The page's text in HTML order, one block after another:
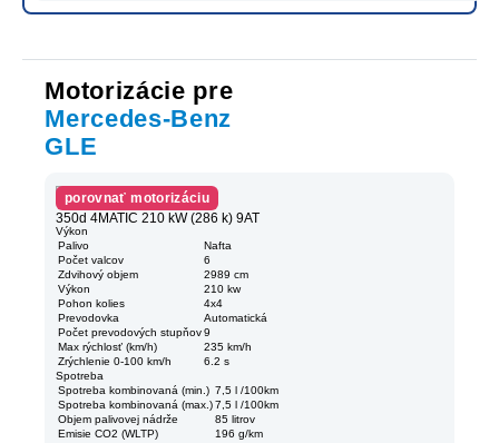
Motorizácie pre
Mercedes-Benz
GLE
porovnať motorizáciu
350d 4MATIC 210 kW (286 k) 9AT
Výkon
Palivo
Nafta
Počet valcov
6
Zdvihový objem
2989 cm
Výkon
210 kw
Pohon kolies
4x4
Prevodovka
Automatická
Počet prevodových stupňov 9
Max rýchlosť (km/h)
235 km/h
Zrýchlenie 0-100 km/h
6.2 s
Spotreba
Spotreba kombinovaná (min.) 7,5 l /100km
Spotreba kombinovaná (max.) 7,5 l /100km
Objem palivovej nádrže
85 litrov
Emisie CO2 (WLTP)
196 g/km